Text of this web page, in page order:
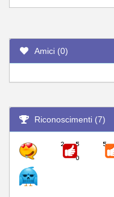
Amici (0)
Riconoscimenti (7)